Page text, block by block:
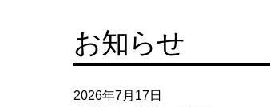
お知らせ
2026年7月17日